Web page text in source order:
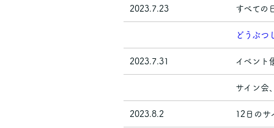
2023.7.23 すべての
どうぶつ
2023.7.31 イベント
サイン会
2023.8.2 12日のサ